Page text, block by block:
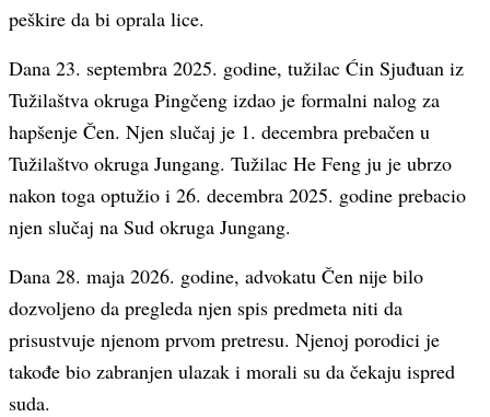
peškire da bi oprala lice.
Dana 23. septembra 2025. godine, tužilac Ćin Sjuđuan iz
Tužilaštva okruga Pingčeng izdao je formalni nalog za
hapšenje Čen. Njen slučaj je 1. decembra prebačen u
Tužilaštvo okruga Jungang. Tužilac He Feng ju je ubrzo
nakon toga optužio i 26. decembra 2025. godine prebacio
njen slučaj na Sud okruga Jungang.
Dana 28. maja 2026. godine, advokatu Čen nije bilo
dozvoljeno da pregleda njen spis predmeta niti da
prisustvuje njenom prvom pretresu. Njenoj porodici je
takođe bio zabranjen ulazak i morali su da čekaju ispred
suda.